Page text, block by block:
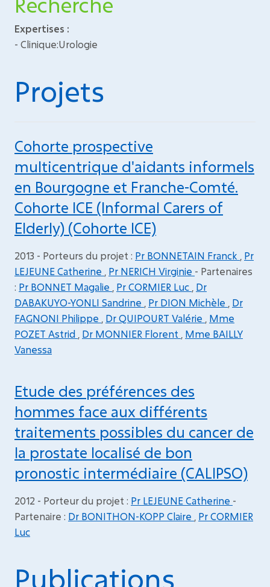
Expertises :
- Clinique:Urologie
Projets
Cohorte prospective
multicentrique d'aidants informels
en Bourgogne et Franche-Comté.
Cohorte ICE (Informal Carers of
Elderly) (Cohorte ICE)
2013 - Porteurs du projet : Pr BONNETAIN Franck
Pr
LEJEUNE Catherine
Pr NERICH Virginie - Partenaires
: Pr BONNET Magalie Pr CORMIER Luc Dr
DABAKUYO-YONLI Sandrine
Pr DION Michèle
Dr
FAGNONI Philippe
Dr QUIPOURT Valérie
Mme
POZET Astrid Dr MONNIER Florent
Mme BAILLY
Vanessa
Etude des préférences des
hommes face aux différents
traitements possibles du cancer de
la prostate localisé de bon
pronostic intermédiaire (CALIPSO)
2012 - Porteur du projet : Pr LEJEUNE Catherine -
Partenaire : Dr BONITHON-KOPP Claire
Pr CORMIER
Luc
Publications